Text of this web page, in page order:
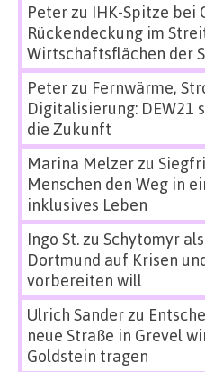
Peterzu IHK-Spitze bei
Rückendeckung im
Wirtschaftsflächen der
Peterzu Fernwärme,
Digitalisierung: DEW21
die Zukunft
Marina Melzerzu
Menschen den Weg in
inklusives Leben
Ingo St.zu Schytomyr
Dortmund auf Krisen
vorbereiten will
Ulrich Sanderzu
neue Straße in Grevel
Goldstein tragen